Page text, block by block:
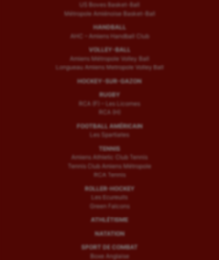
US Boves Basket-Ball
Métropole Amiénoise Basket-Ball
HANDBALL
AHC – Amiens Handball Club
VOLLEY-BALL
Amiens Métropole Volley Ball
Longueau Amiens Metropole Volley Ball
HOCKEY-SUR-GAZON
RUGBY
RCA (F) – Les Licornes
RCA (H)
FOOTBALL AMÉRICAIN
Les Spartiates
TENNIS
Amiens Athletic Club Tennis
Tennis Club Amiens Métropole
RCA Tennis
ROLLER-HOCKEY
Les Ecureuils
Green Falcons
ATHLÉTISME
NATATION
SPORT DE COMBAT
Boxe Anglaise